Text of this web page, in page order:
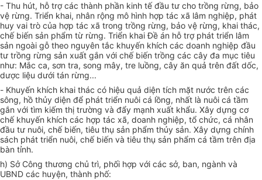
- Thu hút, hỗ trợ các thành phần kinh tế đầu tư cho trồng rừng, bảo
vệ rừng. Triển khai, nhân rộng mô hình hợp tác xã lâm nghiệp, phát
huy vai trò của hợp tác xã trong trồng rừng, bảo vệ rừng, khai thác,
chế biến sản phẩm từ rừng. Triển khai Đề án hỗ trợ phát triển lâm
sản ngoài gỗ theo nguyên tắc khuyến khích các doanh nghiệp đầu
tư trồng rừng sản xuất gắn với chế biến trồng các cây đa mục tiêu
như: Mắc ca, sơn tra, song mây, tre luồng, cây ăn quả trên đất dốc,
dược liệu dưới tán rừng...
- Khuyến khích khai thác có hiệu quả diện tích mặt nước trên các
sông, hồ thủy diện để phát triển nuôi cá lồng, nhất là nuôi cá tầm
gắn với tìm kiếm thị trường và đẩy mạnh xuất khẩu. Xây dựng cơ
chế khuyến khích các hợp tác xã, doanh nghiệp, tổ chức, cá nhân
đầu tư nuôi, chế biến, tiêu thụ sản phẩm thủy sản. Xây dựng chính
sách phát triển nuôi, chế biến và tiêu thụ sản phẩm cá tầm trên địa
bàn tỉnh.
h) Sở Công thương chủ trì, phối hợp với các sở, ban, ngành và
UBND các huyện, thành phố: